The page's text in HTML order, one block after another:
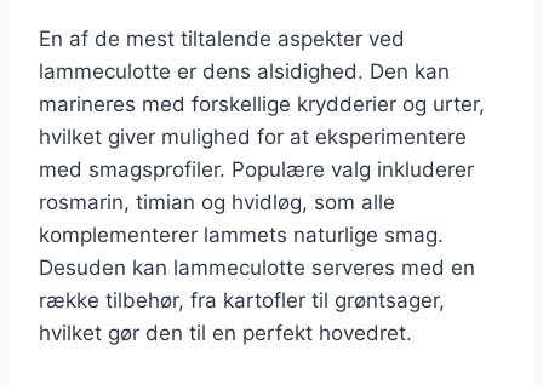
En af de mest tiltalende aspekter ved
lammeculotte er dens alsidighed. Den kan
marineres med forskellige krydderier og urter,
hvilket giver mulighed for at eksperimentere
med smagsprofiler. Populære valg inkluderer
rosmarin, timian og hvidløg, som alle
komplementerer lammets naturlige smag.
Desuden kan lammeculotte serveres med en
række tilbehør, fra kartofler til grøntsager,
hvilket gør den til en perfekt hovedret.